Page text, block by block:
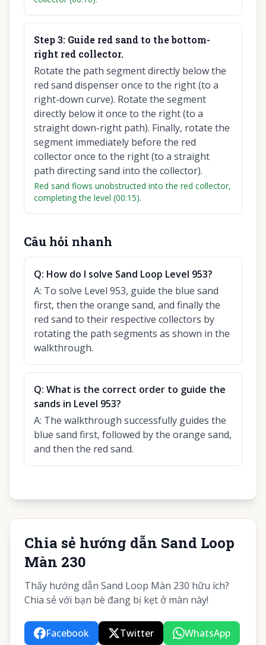
Step3: Guide red sand to the bottom-
right red collector.
Rotate the path segment directly below the
red sand dispenser once to the right (to a
right-down curve). Rotate the segment
directly below it once to the right (to a
straight down-right path). Finally, rotate the
segment immediately before the red
collector once to the right (to a straight
path directing sand into the collector).
Red sand flows unobstructed into the red collector,
completing the level (00:15).
Câu hỏi nhanh
Q: How do I solve Sand Loop Level 953?
A: To solve Level 953, guide the blue sand
first, then the orange sand, and finally the
red sand to their respective collectors by
rotating the path segments as shown in the
walkthrough.
Q: What is the correct order to guide the
sands in Level 953?
A: The walkthrough successfully guides the
blue sand first, followed by the orange sand,
and then the red sand.
Chia sẻ hướng dẫn Sand Loop
Màn 230
Thấy hướng dẫn Sand Loop Màn 230 hữu ích?
Chia sẻ với bạn bè đang bị kẹt ở màn này!
Facebook Twitter
WhatsApp